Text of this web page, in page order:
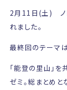
2月11日(土) ノ
れました。
最終回のテーマ
「能登の里山」
ゼミ。総まとめ